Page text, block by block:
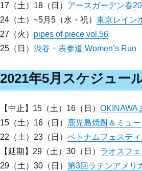
17（土）18（日） アースガーデン春
24（土）~5月5（水・祝） 東京レイン
27（火） pipes of piece vol.56
25（日） 渋谷・表参道 Women’s Run
2021年5月スケジュー
【中止】15（土）16（日） OKINAWA
15（土）16（日）
鹿児島焼酎＆ミュ
22（土）23（日） ベトナムフェステ
【延期】29（土）30（日） ラオスフ
29（土）30（日） 第3回ラテンアメリ